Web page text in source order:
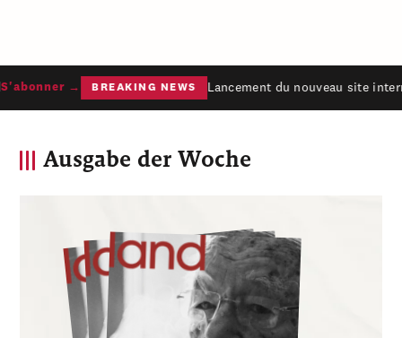
→ BREAKING NEWS Lancement du nouveau site
Ausgabe der Woche